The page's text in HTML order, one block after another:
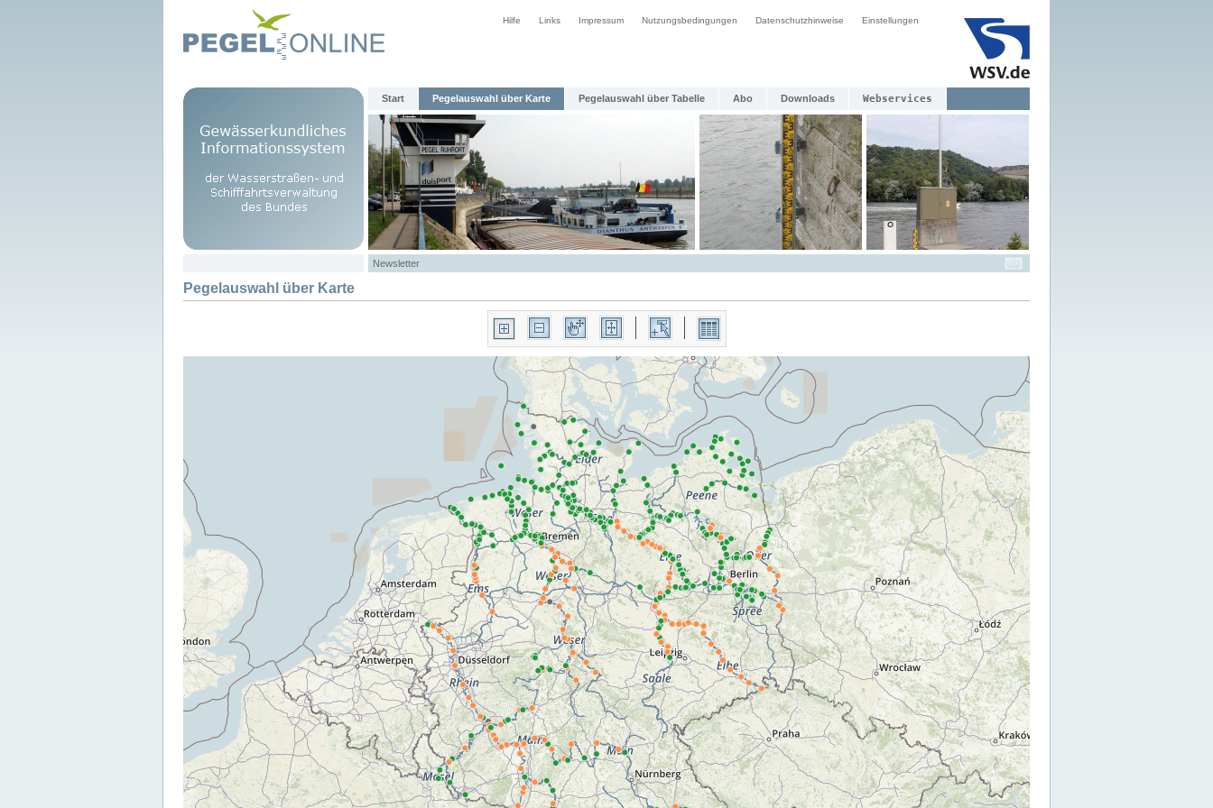
Hilfe Links Impressum Nutzungsbedingungen Datenschutzhinweise Einstellungen
Start Pegelauswahl über Karte Pegelauswahl über Tabelle Abo Downloads Webservices
Newsletter
Pegelauswahl über Karte